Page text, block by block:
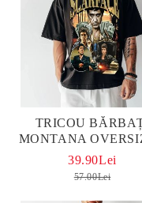
TRICOU
MONTANA
39.90Lei
57.00Lei